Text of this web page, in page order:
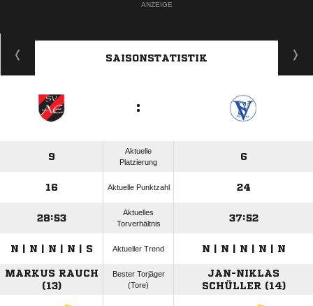
ANZEIGE
SAISONSTATISTIK
:
9
Aktuelle
Platzierung
6
16 Aktuelle Punktzahl 24
28:53
Aktuelles
Torverhältnis
37:52
N | N | N | N | S Aktueller Trend N | N | N | N | N
MARKUS RAUCH
(13)
Bester Torjäger
(Tore)
JAN-NIKLAS
SCHÜLLER (14)